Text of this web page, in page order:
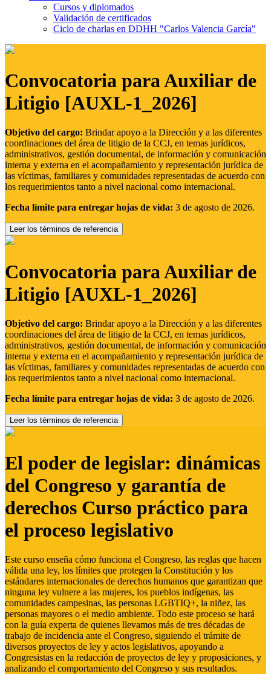
Cursos y diplomados
Validación de certificados
Ciclo de charlas en DDHH "Carlos Valencia García"
Convocatoria para Auxiliar de
Litigio [AUXL-1_2026]
Objetivo del cargo: Brindar apoyo a la Dirección y a las diferentes
coordinaciones del área de litigio de la CCJ, en temas jurídicos,
administrativos, gestión documental, de información y comunicación
interna y externa en el acompañamiento y representación jurídica de
las víctimas, familiares y comunidades representadas de acuerdo con
los requerimientos tanto a nivel nacional como internacional.
Fecha límite para entregar hojas de vida: 3 de agosto de 2026.
Leer los términos de referencia
Convocatoria para Auxiliar de
Litigio [AUXL-1_2026]
Objetivo del cargo: Brindar apoyo a la Dirección y a las diferentes
coordinaciones del área de litigio de la CCJ, en temas jurídicos,
administrativos, gestión documental, de información y comunicación
interna y externa en el acompañamiento y representación jurídica de
las víctimas, familiares y comunidades representadas de acuerdo con
los requerimientos tanto a nivel nacional como internacional.
Fecha límite para entregar hojas de vida: 3 de agosto de 2026.
Leer los términos de referencia
El poder de legislar: dinámicas
del Congreso y garantía de
derechos Curso práctico para
el proceso legislativo
Este curso enseña cómo funciona el Congreso, las reglas que hacen
válida una ley, los límites que protegen la Constitución y los
estándares internacionales de derechos humanos que garantizan que
ninguna ley vulnere a las mujeres, los pueblos indígenas, las
comunidades campesinas, las personas LGBTIQ+, la niñez, las
personas mayores o el medio ambiente. Todo este proceso se hará
con la guía experta de quienes llevamos más de tres décadas de
trabajo de incidencia ante el Congreso, siguiendo el trámite de
diversos proyectos de ley y actos legislativos, apoyando a
Congresistas en la redacción de proyectos de ley y proposiciones, y
analizando el comportamiento del Congreso y sus resultados.